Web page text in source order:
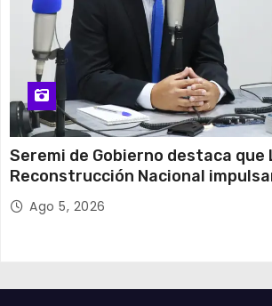
Seremi de Gobierno destaca que
Reconstrucción Nacional
y el empleo en Tarapacá
Ago 5, 2026